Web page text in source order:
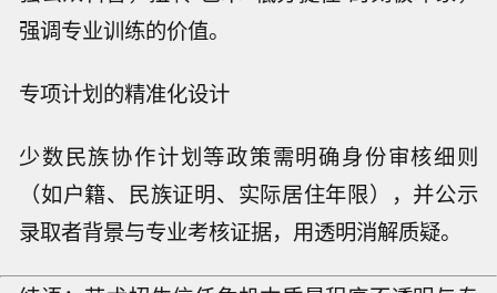
强调专业训练的价值。
专项计划的精准化设计
少数民族协作计划等政策需明确身份审核细则
（如户籍、民族证明、实际居住年限），并公示
录取者背景与专业考核证据，用透明消解质疑。